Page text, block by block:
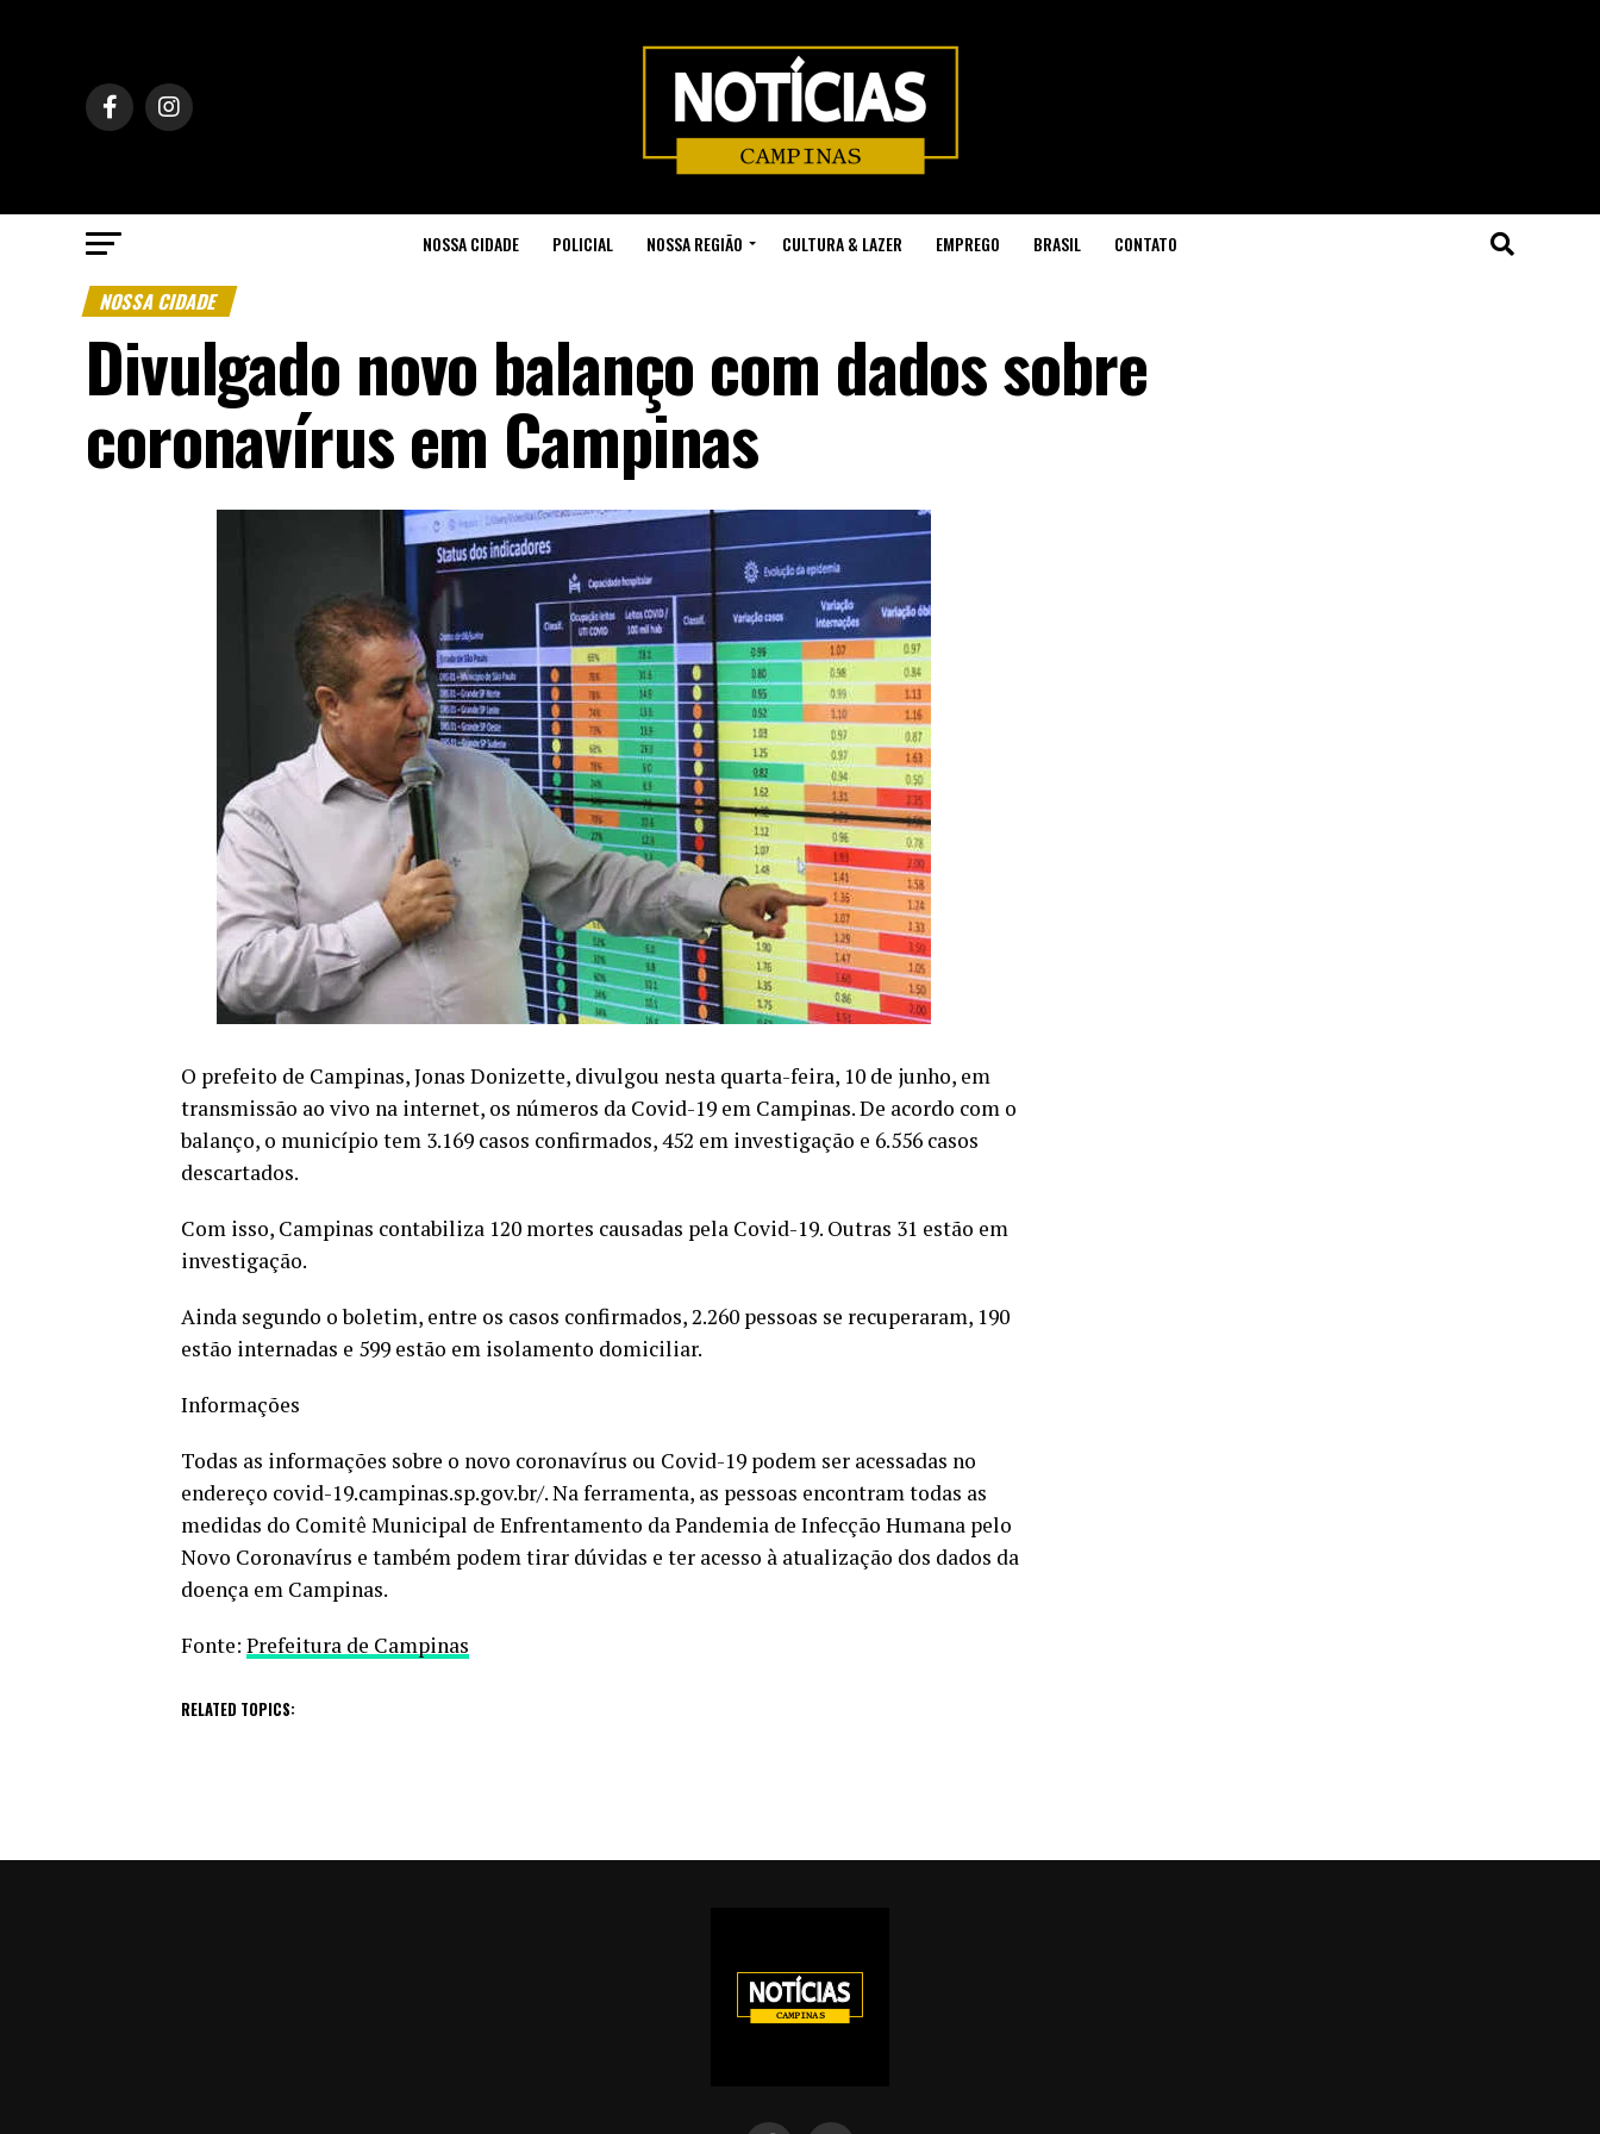
NOSSA CIDADE POLICIAL NOSSA REGIÃO CULTURA & LAZER EMPREGO BRASIL CONTATO
NOSSA CIDADE
Divulgado novo balanço com dados sobre
coronavírus em Campinas
O prefeito de Campinas, Jonas Donizette, divulgou nesta quarta-feira, 10 de junho, em
transmissão ao vivo na internet, os números da Covid-19 em Campinas. De acordo com o
balanço, o município tem 3.169 casos confirmados, 452 em investigação e 6.556 casos
descartados.
Com isso, Campinas contabiliza 120 mortes causadas pela Covid-19. Outras 31 estão em
investigação.
Ainda segundo o boletim, entre os casos confirmados, 2.260 pessoas se recuperaram, 190
estão internadas e 599 estão em isolamento domiciliar.
Informações
Todas as informações sobre o novo coronavírus ou Covid-19 podem ser acessadas no
endereço covid-19.campinas.sp.gov.br/. Na ferramenta, as pessoas encontram todas as
medidas do Comitê Municipal de Enfrentamento da Pandemia de Infecção Humana pelo
Novo Coronavírus e também podem tirar dúvidas e ter acesso à atualização dos dados da
doença em Campinas.
Fonte: Prefeitura de Campinas
RELATED TOPICS: